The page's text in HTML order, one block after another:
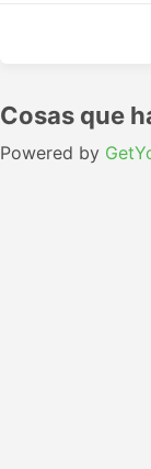
Cosas que
Powered by